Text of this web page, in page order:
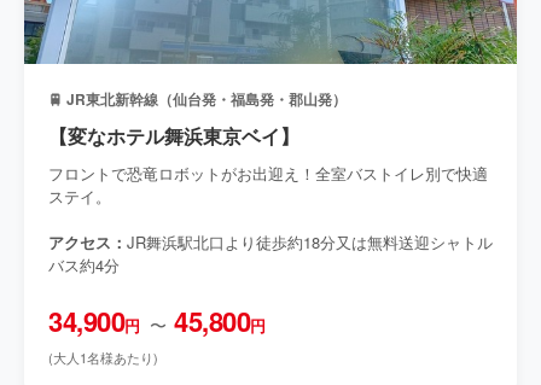
🚆 JR東北新幹線（仙台発・福島発・郡山発）
【変なホテル舞浜東京ベイ】
フロントで恐竜ロボットがお出迎え！全室バストイレ別で快適
ステイ。
アクセス： JR舞浜駅北口より徒歩約18分又は無料送迎シャトル
バス約4分
34,900円 〜 45,800円
(大人1名様あたり)